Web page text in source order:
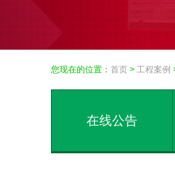
您现在的位置： 首页 > 工程案例
在线公告